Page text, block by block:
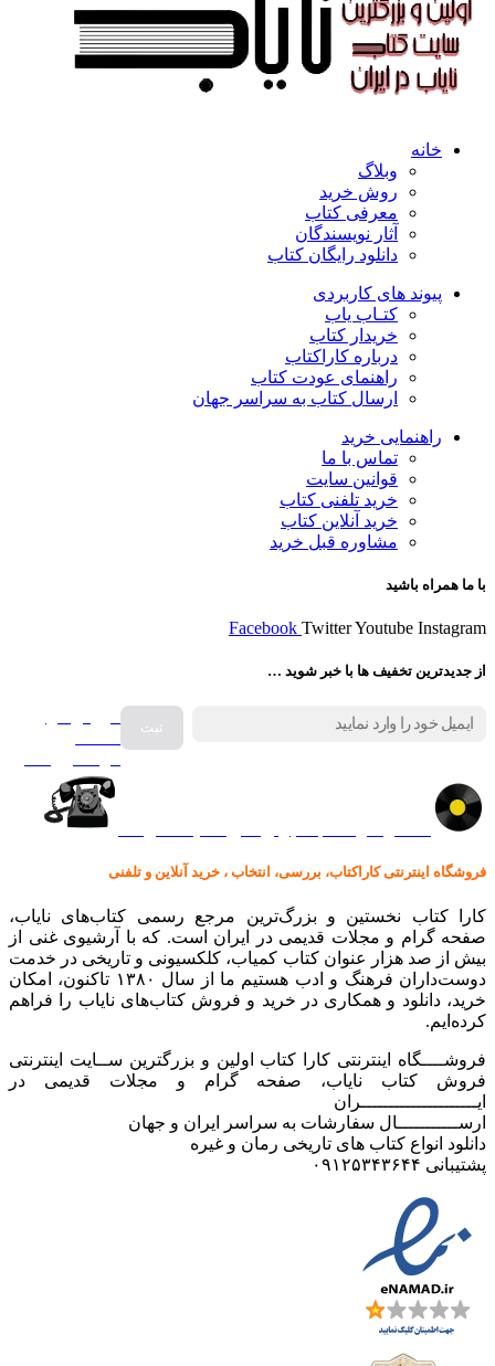
خانه
وبلاگ
روش خرید
معرفی کتاب
آثار نویسندگان
دانلود رایگان کتاب
پیوند های کاربردی
کتـاب یاب
خریدار کتاب
درباره کاراکتاب
راهنمای عودت کتاب
ارسال کتاب به سراسر جهان
راهنمایی خرید
تماس با ما
قوانین سایت
خرید تلفنی کتاب
خرید آنلاین کتاب
مشاوره قبل خرید
با ما همراه باشید
Facebook TwitterYoutube Instagram
از جدیدترین تخفیف ها با خبر شوید …
فروش انواع
فروشگاه اینترنتی کاراکتاب، بررسی، انتخاب ، خرید آنلاین و تلفنی
کارا کتاب نخستین و بزرگ‌ترین مرجع رسمی کتاب‌های نایاب،
صفحه گرام و مجلات قدیمی در ایران است. که با آرشیوی غنی از
بیش از صد هزار عنوان کتاب کمیاب، کلکسیونی و تاریخی در خدمت
دوست‌داران فرهنگ و ادب هستیم ما از سال ۱۳۸۰ تاکنون، امکان
خرید، دانلود و همکاری در خرید و فروش کتاب‌های نایاب را فراهم
کرده‌ایم.
فروشــــگاه اینترنتی کارا کتاب اولین و بزرگترین ســایت اینترنتی
فروش کتاب نایاب، صفحه گرام و مجلات قدیمی در
ایـــــــــــــــــــــران
ارســـــــــــال سفارشات به سراسر ایران و جهان
دانلود انواع کتاب های تاریخی رمان و غیره
پشتیبانی ۰۹۱۲۵۳۴۳۶۴۴